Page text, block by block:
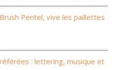
Pentel, vive les paillettes
: lettering, musique et